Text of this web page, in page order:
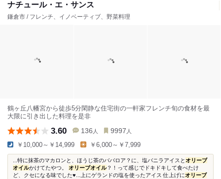
ナチュール・エ・サンス
鎌倉市 / フレンチ、イノベーティブ、野菜料理
鶴ヶ丘八幡宮から徒歩5分閑静な住宅街の一軒家フレンチ旬の食材を最
大限に引き出した料理を是非
3.60 136 人 9997 人
￥10,000～￥14,999 ￥6,000～￥7,999
...特に抹茶のマカロンと、ほうじ茶のババロア？に、塩バニラアイスと オリーブ
オイルかけてたやつ。 オリーブオイル？！って感じでドキドキして食べたけ
ど、クセになる味でした♥️...上にゲランドの塩を使ったアイス 仕上げにオリーブ